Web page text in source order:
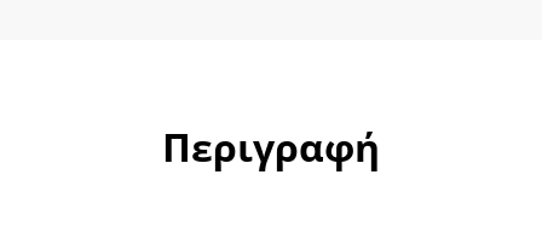
Περιγραφή